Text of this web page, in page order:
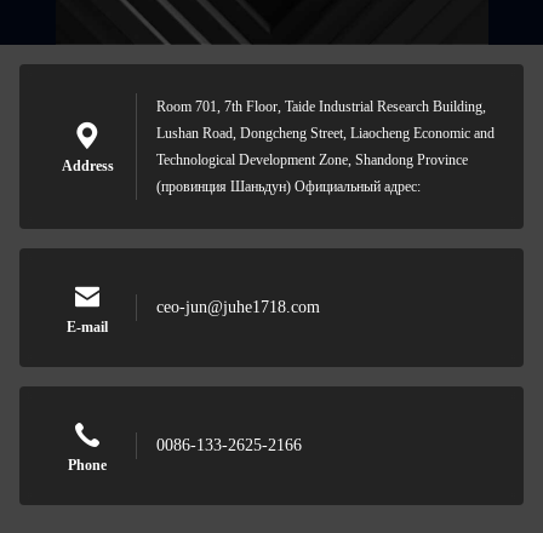
Address
Room 701, 7th Floor, Taide Industrial Research Building,
Lushan Road, Dongcheng Street, Liaocheng Economic and
Technological Development Zone, Shandong Province
(провинция Шаньдун) Официальный адрес:
E-mail
ceo-jun@juhe1718.com
Phone
0086-133-2625-2166